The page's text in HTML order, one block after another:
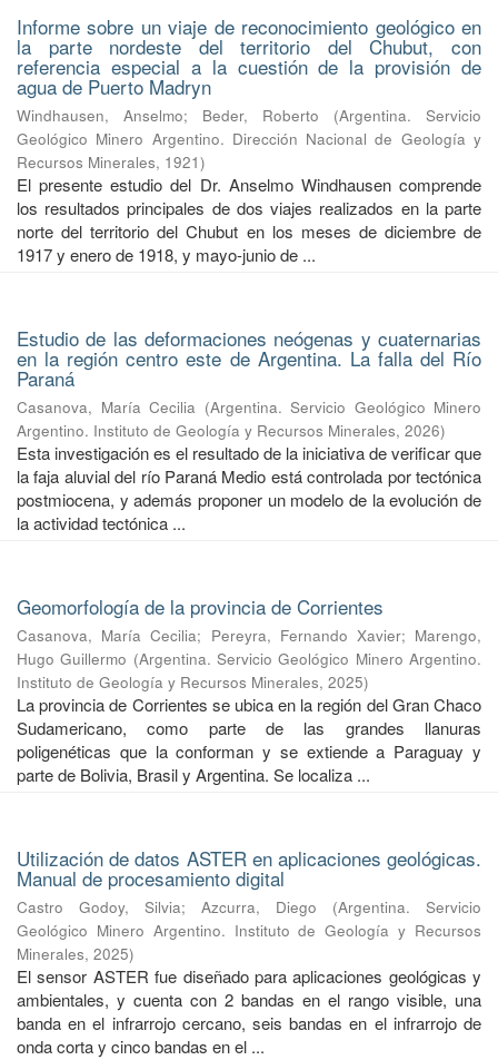
Informe sobre un viaje de reconocimiento geológico en
la parte nordeste del territorio del Chubut, con
referencia especial a la cuestión de la provisión de
agua de Puerto Madryn
Windhausen, Anselmo; Beder, Roberto (Argentina. Servicio
Geológico Minero Argentino. Dirección Nacional de Geología y
Recursos Minerales, 1921)
El presente estudio del Dr. Anselmo Windhausen comprende
los resultados principales de dos viajes realizados en la parte
norte del territorio del Chubut en los meses de diciembre de
1917 y enero de 1918, y mayo-junio de ...
Estudio de las deformaciones neógenas y cuaternarias
en la región centro este de Argentina. La falla del Río
Paraná
Casanova, María Cecilia (Argentina. Servicio Geológico Minero
Argentino. Instituto de Geología y Recursos Minerales, 2026)
Esta investigación es el resultado de la iniciativa de verificar que
la faja aluvial del río Paraná Medio está controlada por tectónica
postmiocena, y además proponer un modelo de la evolución de
la actividad tectónica ...
Geomorfología de la provincia de Corrientes
Casanova, María Cecilia; Pereyra, Fernando Xavier; Marengo,
Hugo Guillermo (Argentina. Servicio Geológico Minero Argentino.
Instituto de Geología y Recursos Minerales, 2025)
La provincia de Corrientes se ubica en la región del Gran Chaco
Sudamericano, como parte de las grandes llanuras
poligenéticas que la conforman y se extiende a Paraguay y
parte de Bolivia, Brasil y Argentina. Se localiza ...
Utilización de datos ASTER en aplicaciones geológicas.
Manual de procesamiento digital
Castro Godoy, Silvia; Azcurra, Diego (Argentina. Servicio
Geológico Minero Argentino. Instituto de Geología y Recursos
Minerales, 2025)
El sensor ASTER fue diseñado para aplicaciones geológicas y
ambientales, y cuenta con 2 bandas en el rango visible, una
banda en el infrarrojo cercano, seis bandas en el infrarrojo de
onda corta y cinco bandas en el ...